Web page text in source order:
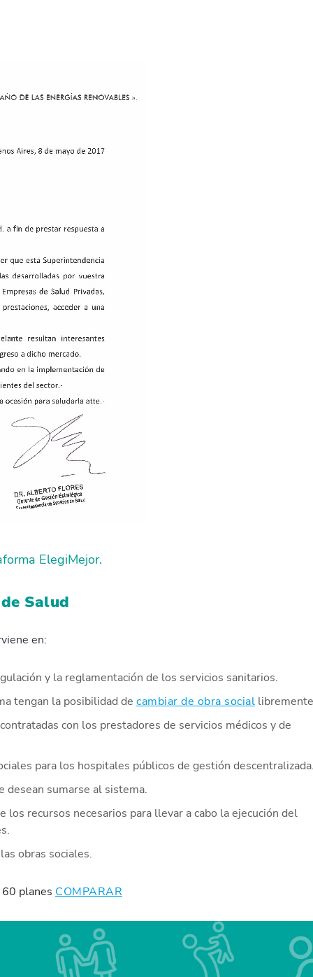
ElegiMejor.
Salud
en:
y la reglamentación de los servicios sanitarios.
tengan la posibilidad de cambiar de obra social
con los prestadores de servicios médicos y de
para los hospitales públicos de gestión
desean sumarse al sistema.
recursos necesarios para llevar a cabo la ejecución del
obras sociales.
planes COMPARAR